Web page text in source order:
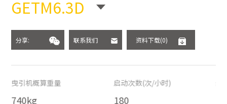
GETM6.3D
分享: 联系我们 资料下载(0)
曳引机概算重量
740kg
启动次数(次/小时)
180
绝